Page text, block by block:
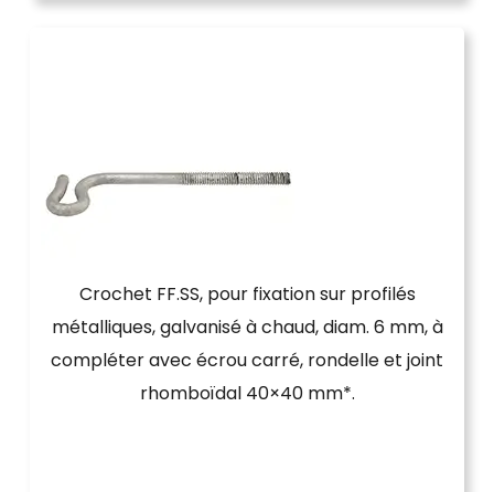
Crochet FF.SS, pour fixation sur profilés
métalliques, galvanisé à chaud, diam. 6 mm, à
compléter avec écrou carré, rondelle et joint
rhomboïdal 40×40 mm*.